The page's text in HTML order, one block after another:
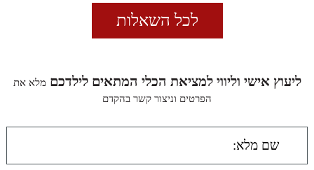
לכל השאלות
ליעוץ אישי וליווי למציאת הכלי המתאים לילדכם מלא את
הפרטים וניצור קשר בהקדם